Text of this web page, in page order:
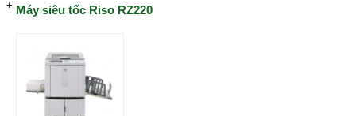
Máy siêu tốc Riso RZ220